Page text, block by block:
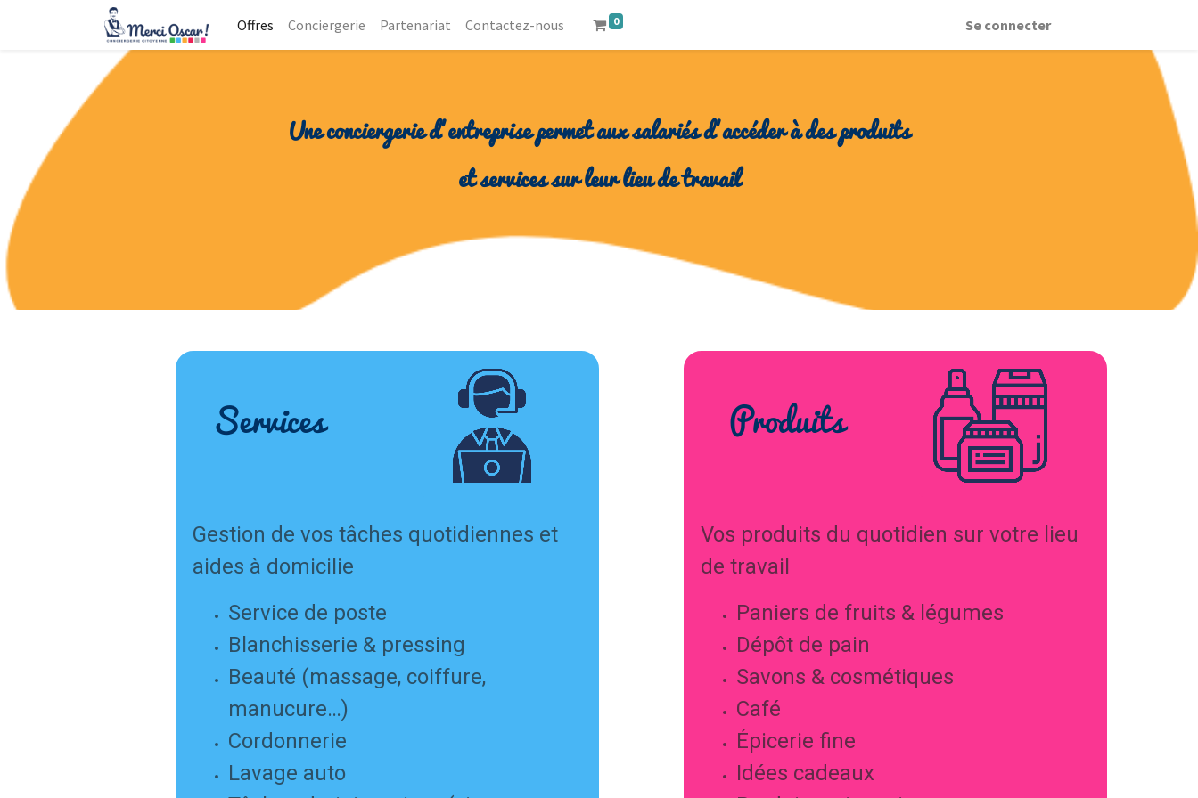
Offres Conciergerie Partenariat Contactez-nous 0 Se connecter
Une conciergerie d’entreprise permet aux salariés d’accéder à des produits
et services sur leur lieu de travail
Services
Gestion de vos tâches quotidiennes et
aides à domicilie
Service de poste
Blanchisserie & pressing
Beauté (massage, coiffure,
manucure…)
Cordonnerie
Lavage auto
Produits
Vos produits du quotidien sur votre lieu
de travail
Paniers de fruits & légumes
Dépôt de pain
Savons & cosmétiques
Café
Épicerie fine
Idées cadeaux